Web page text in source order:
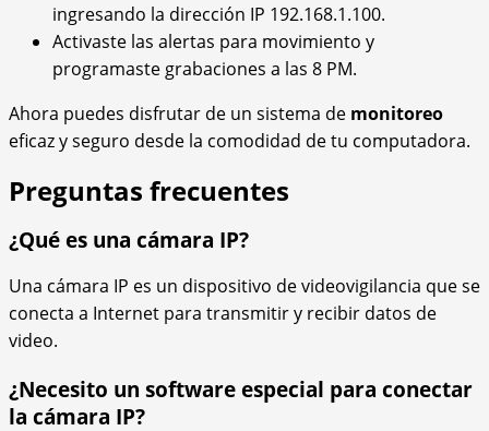
ingresando la dirección IP 192.168.1.100.
Activaste las alertas para movimiento y
programaste grabaciones a las 8 PM.
Ahora puedes disfrutar de un sistema de monitoreo
eficaz y seguro desde la comodidad de tu computadora.
Preguntas frecuentes
¿Qué es una cámara IP?
Una cámara IP es un dispositivo de videovigilancia que se
conecta a Internet para transmitir y recibir datos de
video.
¿Necesito un software especial para conectar
la cámara IP?